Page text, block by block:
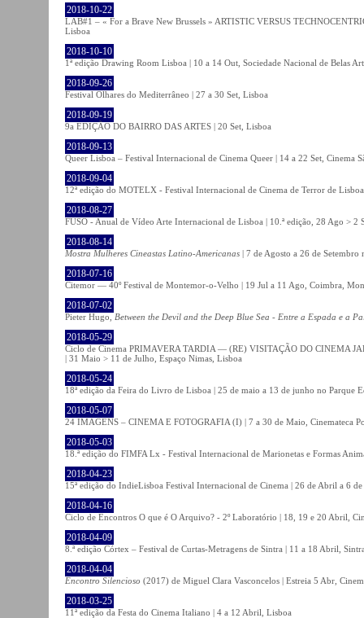
2018-10-22
LAB#1 – « For a Brave New Brussels » ARTISTIC VERSUS
Lisboa
2018-10-10
1ª edição Drawing Room Lisboa | 10 a 14 Out, Sociedade Nacional de Belas
2018-09-26
Festival Olhares do Mediterrâneo | 27 a 30 Set, Lisboa
2018-09-19
9a EDIÇÃO DO BAIRRO DAS ARTES | 20 Set, Lisboa
2018-09-13
Queer Lisboa – Festival Internacional de Cinema Queer | 14 a 22 Set, Cinema
2018-09-04
12ª edição do MOTELX - Festival Internacional de Cinema de Terror de
2018-08-27
FUSO - Anual de Vídeo Arte Internacional de Lisboa | 10.ª edição, 28 Ago > 2
2018-08-14
Mostra Mulheres Cineastas Latino-Americanas | 7 de Agosto a 26 de Setembro
2018-07-16
Citemor — 40º Festival de Montemor-o-Velho | 19 Jul a 11 Ago, Coimbra,
2018-07-02
Pieter Hugo, Between the Devil and the Deep Blue Sea - Entre a Espada e a
2018-05-29
Ciclo de Cinema PRIMAVERA TARDIA — (RE) VISITAÇÃO DO CINEMA
| 31 Maio > 11 de Julho, Espaço Nimas, Lisboa
2018-05-24
18ª edição da Feira do Livro de Lisboa | 25 de maio a 13 de junho no Parque
2018-05-07
24 IMAGENS – CINEMA E FOTOGRAFIA (I) | 7 a 30 de Maio, Cinemateca
2018-05-03
18.ª edição do FIMFA Lx - Festival Internacional de Marionetas e Formas
2018-04-23
15ª edição do IndieLisboa Festival Internacional de Cinema | 26 de Abril a 6
2018-04-16
Ciclo de Encontros O que é O Arquivo? - 2º Laboratório | 18, 19 e 20 Abril,
2018-04-09
8.ª edição Córtex – Festival de Curtas-Metragens de Sintra | 11 a 18 Abril,
2018-04-04
Encontro Silencioso (2017) de Miguel Clara Vasconcelos | Estreia 5 Abr,
2018-03-25
11ª edição da Festa do Cinema Italiano | 4 a 12 Abril, Lisboa